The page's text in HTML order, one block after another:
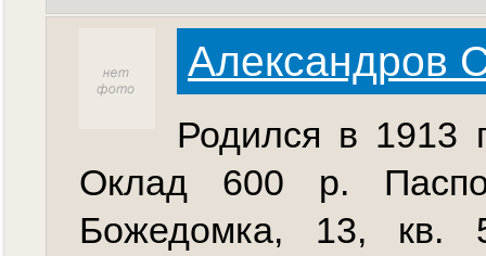
Александров
Родился в 1913
Оклад 600 р.
Божедомка, 13,